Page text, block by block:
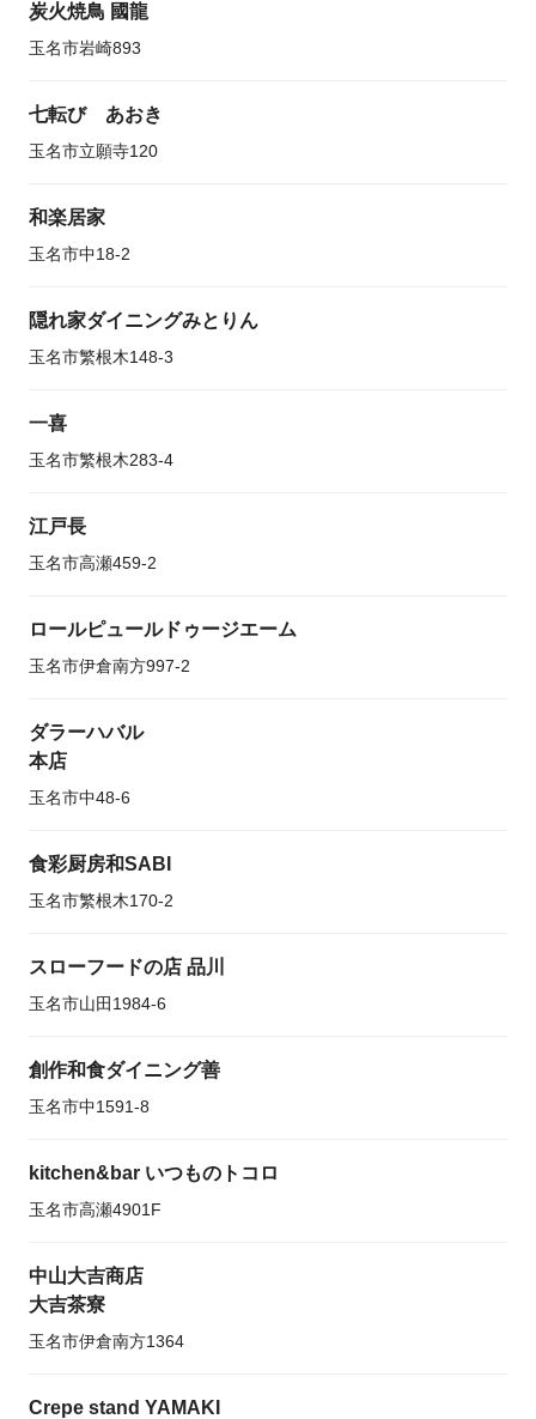
炭火焼鳥 國龍
玉名市岩崎893
七転び あおき
玉名市立願寺120
和楽居家
玉名市中18-2
隠れ家ダイニングみとりん
玉名市繁根木148-3
一喜
玉名市繁根木283-4
江戸長
玉名市高瀬459-2
ロールピュールドゥージエーム
玉名市伊倉南方997-2
ダラーハバル
本店
玉名市中48-6
食彩厨房和SABI
玉名市繁根木170-2
スローフードの店 品川
玉名市山田1984-6
創作和食ダイニング善
玉名市中1591-8
kitchen&bar いつものトコロ
玉名市高瀬4901F
中山大吉商店
大吉茶寮
玉名市伊倉南方1364
Crepe stand YAMAKI